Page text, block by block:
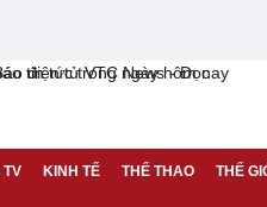
TV KINH TẾ THỂ THAO THẾ